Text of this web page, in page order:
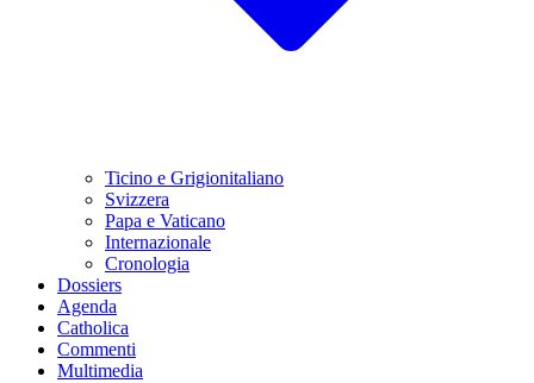
Ticino e Grigionitaliano
Svizzera
Papa e Vaticano
Internazionale
Cronologia
Dossiers
Agenda
Catholica
Commenti
Multimedia